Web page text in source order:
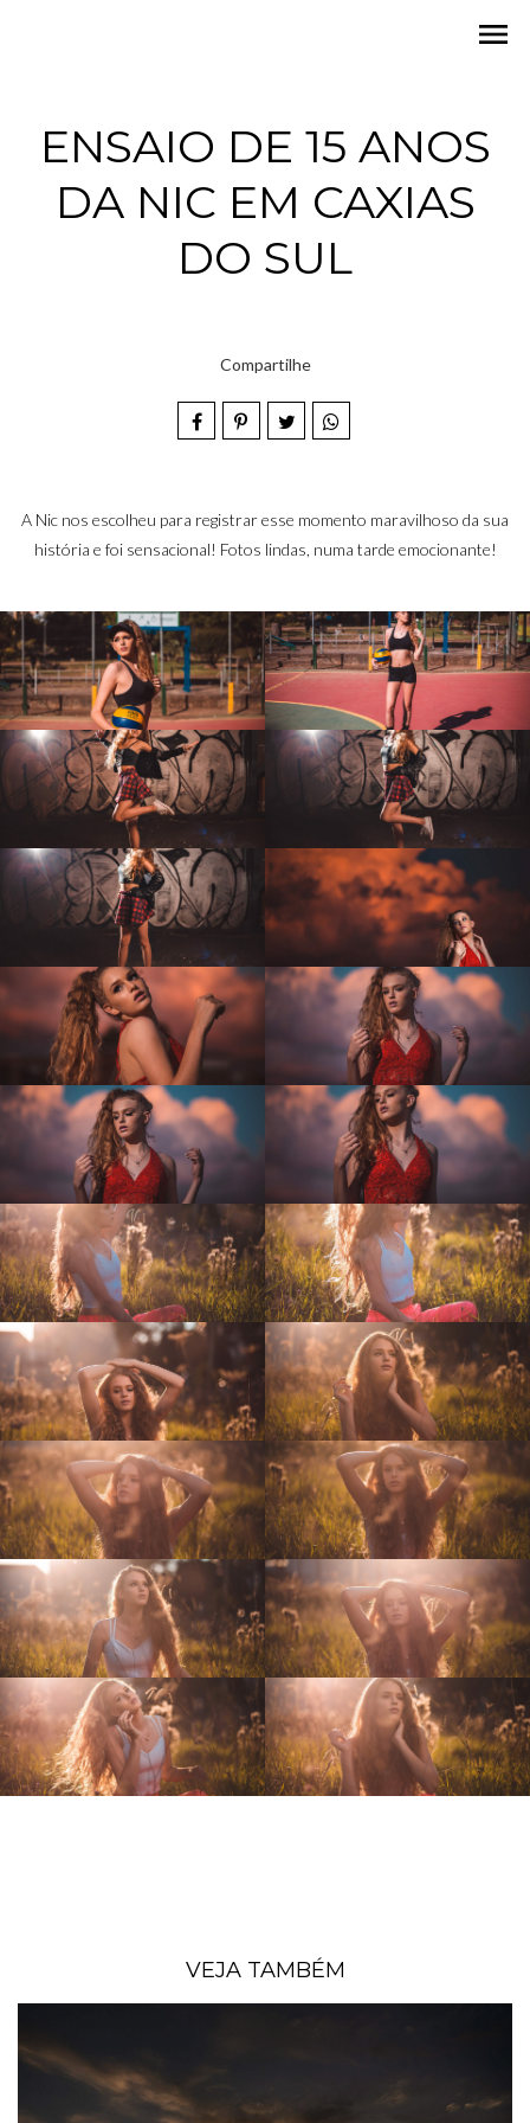
menu
ENSAIO DE 15 ANOS
DA NIC EM CAXIAS
DO SUL
Compartilhe
A Nic nos escolheu para registrar esse momento maravilhoso da sua
história e foi sensacional! Fotos lindas, numa tarde emocionante!
VEJA TAMBÉM